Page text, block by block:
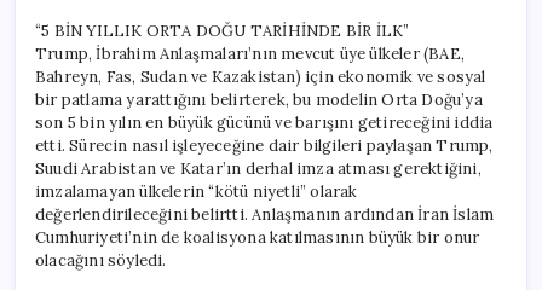
“5 BİN YILLIK ORTA DOĞU TARİHİNDE BİR İLK”
Trump, İbrahim Anlaşmaları’nın mevcut üye ülkeler (BAE,
Bahreyn, Fas, Sudan ve Kazakistan) için ekonomik ve sosyal
bir patlama yarattığını belirterek, bu modelin Orta Doğu’ya
son 5 bin yılın en büyük gücünü ve barışını getireceğini iddia
etti. Sürecin nasıl işleyeceğine dair bilgileri paylaşan Trump,
Suudi Arabistan ve Katar’ın derhal imza atması gerektiğini,
imzalamayan ülkelerin “kötü niyetli” olarak
değerlendirileceğini belirtti. Anlaşmanın ardından İran İslam
Cumhuriyeti’nin de koalisyona katılmasının büyük bir onur
olacağını söyledi.